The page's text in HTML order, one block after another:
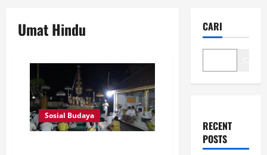
Umat Hindu
Sosial Budaya
CARI
RECENT
POSTS